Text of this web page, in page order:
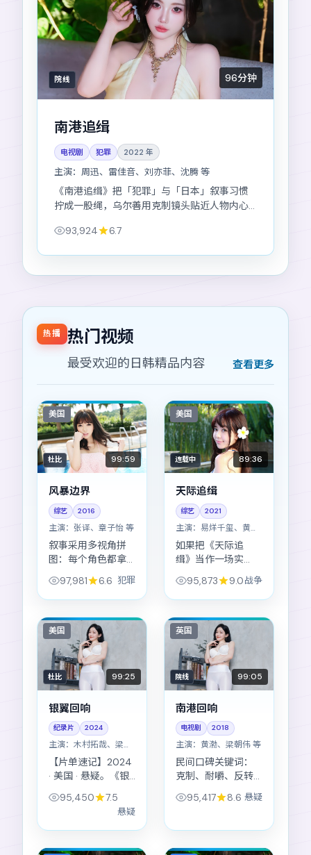
院线 96分钟
南港追缉
电视剧 犯罪 2022 年
主演： 周迅、雷佳音、刘亦菲、沈腾 等
《南港追缉》把「犯罪」与「日本」叙事习惯
拧成一股绳，乌尔善用克制镜头贴近人物内心
93,924
6.7
热播 热门视频
最受欢迎的日韩精品内容 查看更多
美国
杜比 99:59
风暴边界
综艺 2016
主演： 张译、章子怡 等
叙事采用多视角拼
图：每个角色都拿
相」，《风暴边
界》让它们在中段
正面相撞。
97,981 6.6 犯罪
美国
连载中 89:36
天际追缉
综艺 2021
主演： 易烊千玺、黄渤
等
如果把《天际追
缉》当作一场实
择」，对照组是
「沉默」，结论可
能让你不太舒服。
95,873 9.0战争
美国
杜比 99:25
银翼回响
纪录片 2024
主演： 木村拓哉、梁朝
伟 等
【片单速记】2024
· 美国 · 悬疑。《银
翼回响》上线后讨
论多集中在节奏与
结局的「灰度」。
95,450 7.5
悬疑
英国
院线 99:05
南港回响
电视剧 2018
主演： 黄渤、梁朝伟 等
民间口碑关键词：
克制、耐嚼、反转
克制但有效。《南
港回响》属于「第
对白」的那类悬疑
作品。
95,417 8.6 悬疑